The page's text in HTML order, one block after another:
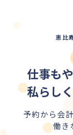
恵比
仕事も
私らし
予約から会
働き